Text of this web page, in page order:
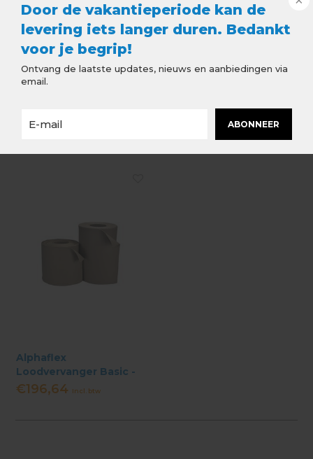
Door de vakantieperiode kan de
levering iets langer duren. Bedankt
voor je begrip!
Ontvang de laatste updates, nieuws en aanbiedingen via
email.
ABONNEER
Loodvervanger Basic -
Loodvervanger Basic -
20 cm x 10 meter - Grijs
Alphaflex
Loodvervanger Basic -
25 cm x 10 meter - Grijs
€196,64 Incl. btw